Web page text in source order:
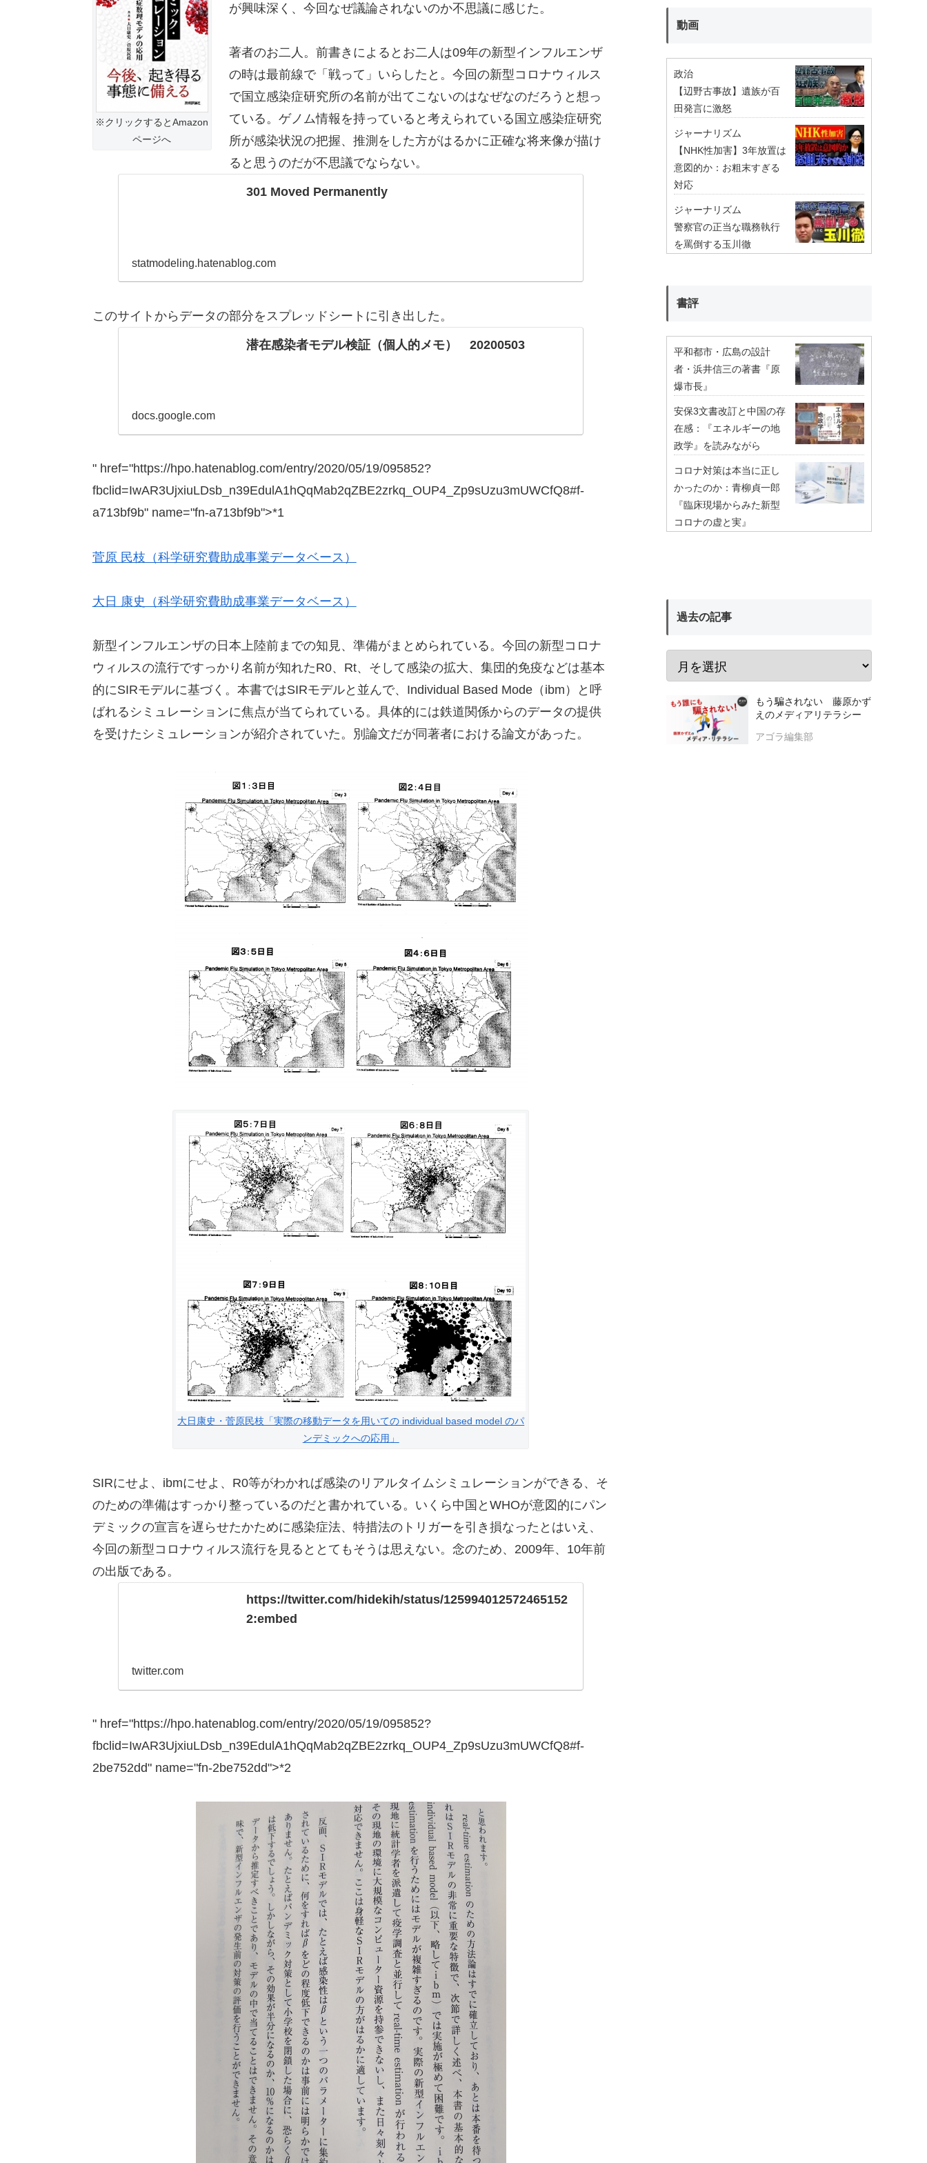
※クリックするとAmazon
ページへ
が興味深く、今回なぜ議論されないのか不思議に感じた。
著者のお二人。前書きによるとお二人は09年の新型インフルエンザ
の時は最前線で「戦って」いらしたと。今回の新型コロナウィルス
で国立感染症研究所の名前が出てこないのはなぜなのだろうと想っ
ている。ゲノム情報を持っていると考えられている国立感染症研究
所が感染状況の把握、推測をした方がはるかに正確な将来像が描け
ると思うのだが不思議でならない。
301 Moved Permanently
statmodeling.hatenablog.com
このサイトからデータの部分をスプレッドシートに引き出した。
潜在感染者モデル検証（個人的メモ） 20200503
docs.google.com
" href="https://hpo.hatenablog.com/entry/2020/05/19/095852?
fbclid=IwAR3UjxiuLDsb_n39EdulA1hQqMab2qZBE2zrkq_OUP4_Zp9sUzu3mUWCfQ8#f-
a713bf9b" name="fn-a713bf9b">*1
菅原 民枝（科学研究費助成事業データベース）
大日 康史（科学研究費助成事業データベース）
新型インフルエンザの日本上陸前までの知見、準備がまとめられている。今回の新型コロナ
ウィルスの流行ですっかり名前が知れたR0、Rt、そして感染の拡大、集団的免疫などは基本
的にSIRモデルに基づく。本書ではSIRモデルと並んで、Individual Based Mode（ibm）と呼
ばれるシミュレーションに焦点が当てられている。具体的には鉄道関係からのデータの提供
を受けたシミュレーションが紹介されていた。別論文だが同著者における論文があった。
大日康史・菅原民枝「実際の移動データを用いての individual based model のパ
ンデミックへの応用」
SIRにせよ、ibmにせよ、R0等がわかれば感染のリアルタイムシミュレーションができる、そ
のための準備はすっかり整っているのだと書かれている。いくら中国とWHOが意図的にパン
デミックの宣言を遅らせたかために感染症法、特措法のトリガーを引き損なったとはいえ、
今回の新型コロナウィルス流行を見るととてもそうは思えない。念のため、2009年、10年前
の出版である。
https://twitter.com/hidekih/status/125994012572465152
2:embed
twitter.com
" href="https://hpo.hatenablog.com/entry/2020/05/19/095852?
fbclid=IwAR3UjxiuLDsb_n39EdulA1hQqMab2qZBE2zrkq_OUP4_Zp9sUzu3mUWCfQ8#f-
2be752dd" name="fn-2be752dd">*2
動画
政治
【辺野古事故】遺族が百
田発言に激怒
ジャーナリズム
【NHK性加害】3年放置は
意図的か：お粗末すぎる
対応
ジャーナリズム
警察官の正当な職務執行
を罵倒する玉川徹
書評
平和都市・広島の設計
者・浜井信三の著書『原
爆市長』
安保3文書改訂と中国の存
在感：『エネルギーの地
政学』を読みながら
コロナ対策は本当に正し
かったのか：青柳貞一郎
『臨床現場からみた新型
コロナの虚と実』
過去の記事
もう騙されない 藤原かず
えのメディアリテラシー
アゴラ編集部